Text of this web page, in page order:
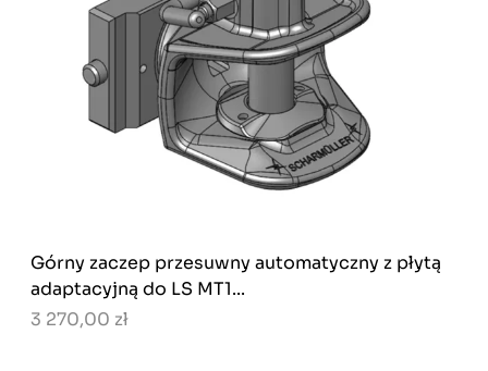
Górny zaczep przesuwny automatyczny z płytą
adaptacyjną do LS MT1...
3 270,00 zł